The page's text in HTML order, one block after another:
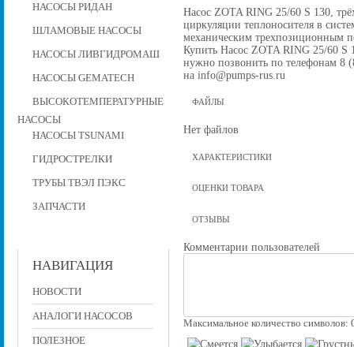
НАСОСЫ РИДАН
ШЛАМОВЫЕ НАСОСЫ
НАСОСЫ ЛИВГИДРОМАШ
НАСОСЫ GEMATECH
ВЫСОКОТЕМПЕРАТУРНЫЕ
НАСОСЫ
НАСОСЫ TSUNAMI
ГИДРОСТРЕЛКИ
ТРУБЫ ТВЭЛ ПЭКС
ЗАПЧАСТИ
НАВИГАЦИЯ
НОВОСТИ
АНАЛОГИ НАСОСОВ
ПОЛЕЗНОЕ
Насос ZOTA RING 25/60 S 130,
циркуляции теплоносителя в
механическим трехпозиционным
Купить Насос ZOTA RING 25/60 S
нужно позвонить по телефонам 8
на info@pumps-rus.ru
ФАЙЛЫ
Нет файлов
ХАРАКТЕРИСТИКИ
ОЦЕНКИ ТОВАРА
ОТЗЫВЫ
Комментарии пользователей
Максимальное количество символов: